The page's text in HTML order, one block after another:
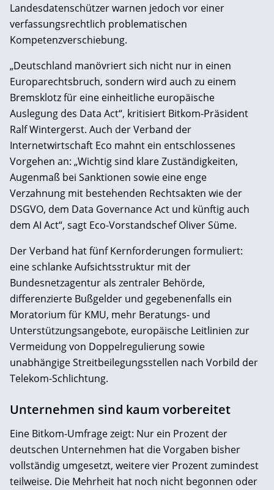
Landesdatenschützer warnen jedoch vor einer
verfassungsrechtlich problematischen
Kompetenzverschiebung.
„Deutschland manövriert sich nicht nur in einen
Europarechtsbruch, sondern wird auch zu einem
Bremsklotz für eine einheitliche europäische
Auslegung des Data Act“, kritisiert Bitkom-Präsident
Ralf Wintergerst. Auch der Verband der
Internetwirtschaft Eco mahnt ein entschlossenes
Vorgehen an: „Wichtig sind klare Zuständigkeiten,
Augenmaß bei Sanktionen sowie eine enge
Verzahnung mit bestehenden Rechtsakten wie der
DSGVO, dem Data Governance Act und künftig auch
dem AI Act“, sagt Eco-Vorstandschef Oliver Süme.
Der Verband hat fünf Kernforderungen formuliert:
eine schlanke Aufsichtsstruktur mit der
Bundesnetzagentur als zentraler Behörde,
differenzierte Bußgelder und gegebenenfalls ein
Moratorium für KMU, mehr Beratungs- und
Unterstützungsangebote, europäische Leitlinien zur
Vermeidung von Doppelregulierung sowie
unabhängige Streitbeilegungsstellen nach Vorbild der
Telekom-Schlichtung.
Unternehmen sind kaum vorbereitet
Eine Bitkom-Umfrage zeigt: Nur ein Prozent der
deutschen Unternehmen hat die Vorgaben bisher
vollständig umgesetzt, weitere vier Prozent zumindest
teilweise. Die Mehrheit hat noch nicht begonnen oder